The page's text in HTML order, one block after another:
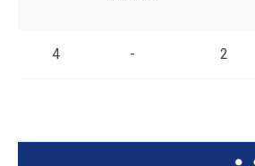
4 - 2